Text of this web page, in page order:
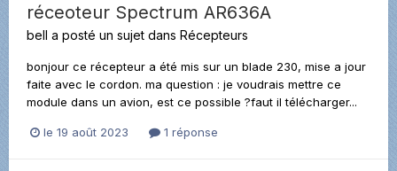
réceoteur Spectrum AR636A
bell a posté un sujet dans Récepteurs
bonjour ce récepteur a été mis sur un blade 230, mise a jour
faite avec le cordon. ma question : je voudrais mettre ce
module dans un avion, est ce possible ?faut il télécharger...
le 19 août 2023 1 réponse